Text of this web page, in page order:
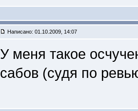
Написано: 01.10.2009, 14:07
У меня такое
сабов (судя по